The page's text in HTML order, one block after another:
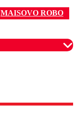
MAISOVO ROBO
garantizar un